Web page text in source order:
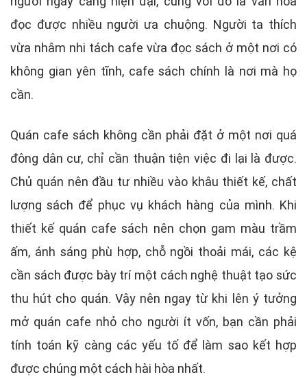
đọc được nhiều người ưa chuộng. Người ta thích
vừa nhâm nhi tách cafe vừa đọc sách ở một nơi có
không gian yên tĩnh, cafe sách chính là nơi mà họ
cần.
Quán cafe sách không cần phải đặt ở một nơi quá
đông dân cư, chỉ cần thuận tiện việc đi lại là được.
Chủ quán nên đầu tư nhiều vào khâu thiết kế, chất
lượng sách để phục vụ khách hàng của mình. Khi
thiết kế quán cafe sách nên chọn gam màu trầm
ấm, ánh sáng phù hợp, chỗ ngồi thoải mái, các kệ
cần sách được bày trí một cách nghệ thuật tạo sức
thu hút cho quán. Vậy nên ngay từ khi lên ý tưởng
mở quán cafe nhỏ cho người ít vốn, bạn cần phải
tính toán kỹ càng các yếu tố để làm sao kết hợp
được chúng một cách hài hòa nhất.